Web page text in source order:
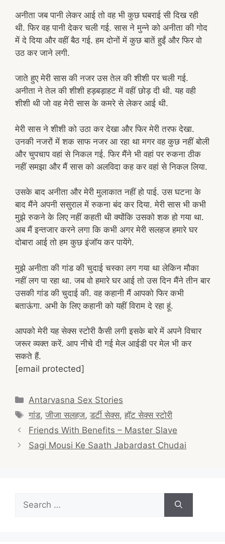
अनीता जब पानी लेकर आई तो वह भी कुछ घबराई सी दिख रही
थी. फिर वह पानी देकर चली गई. सास ने मुन्ने को अनीता की गोद
में दे दिया और वहीं बैठ गई. हम दोनों में कुछ बातें हुईं और फिर वो
उठ कर जाने लगी.
जाते हुए मेरी सास की नजर उस तेल की शीशी पर चली गई.
अनीता ने तेल की शीशी हड़बड़ाहट में वहीं छोड़ दी थी. यह वही
शीशी थी जो वह मेरी सास के कमरे से लेकर आई थी.
मेरी सास ने शीशी को उठा कर देखा और फिर मेरी तरफ देखा.
उनकी नजरों में शक साफ नजर आ रहा था मगर वह कुछ नहीं बोली
और चुपचाप वहां से निकल गई. फिर मैंने भी वहां पर रुकना ठीक
नहीं समझा और मैं सास को अलविदा कह कर वहां से निकल लिया.
उसके बाद अनीता और मेरी मुलाकात नहीं हो पाई. उस घटना के
बाद मैंने अपनी ससुराल में रुकना बंद कर दिया. मेरी सास भी कभी
मुझे रुकने के लिए नहीं कहती थी क्योंकि उसको शक हो गया था.
अब मैं इन्तजार करने लगा कि कभी अगर मेरी सलहज हमारे घर
दोबारा आई तो हम कुछ इंजॉय कर पायेंगे.
मुझे अनीता की गांड की चुदाई चस्का लग गया था लेकिन मौका
नहीं लग पा रहा था. जब वो हमारे घर आई तो उस दिन मैंने तीन बार
उसकी गांड की चुदाई की. वह कहानी मैं आपको फिर कभी
बताऊंगा. अभी के लिए कहानी को यहीं विराम दे रहा हूं.
आपको मेरी यह सेक्स स्टोरी कैसी लगी इसके बारे में अपने विचार
जरूर व्यक्त करें. आप नीचे दी गई मेल आईडी पर मेल भी कर
सकते हैं.
[email protected]
Categories
Antarvasna Sex Stories
Tags
गांड,जीजा सलहज,डर्टी सेक्स,हॉट सेक्स स्टोरी
Post
navigation
Friends With Benefits – Master Slave
Sagi Mousi Ke Saath Jabardast Chudai
Search
for: